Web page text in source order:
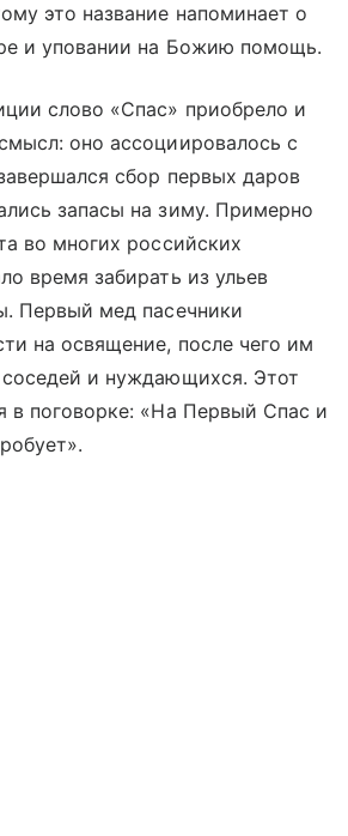
это название напоминает о
и уповании на Божию помощь.
слово «Спас» приобрело и
оно ассоциировалось с
сбор первых даров
запасы на зиму. Примерно
во многих российских
время забирать из ульев
Первый мед пасечники
на освящение, после чего им
и нуждающихся. Этот
в поговорке: «На Первый Спас и